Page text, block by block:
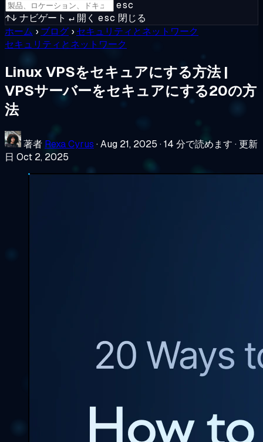
esc
↑↓ ナビゲート ↵ 開く esc 閉じる
ホーム › ブログ › セキュリティとネットワーク
セキュリティとネットワーク
Linux VPSをセキュアにする方法 |
VPSサーバーをセキュアにする20の方
法
著者 Rexa Cyrus ·Aug 21, 2025 ·14 分で読めます ·更新
日 Oct 2, 2025